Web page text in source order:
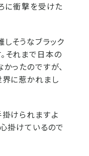
に衝撃を受けた
そうなブラック
それまで日本の
ったのですが、
に惹かれまし
けられますよ
掛けているので